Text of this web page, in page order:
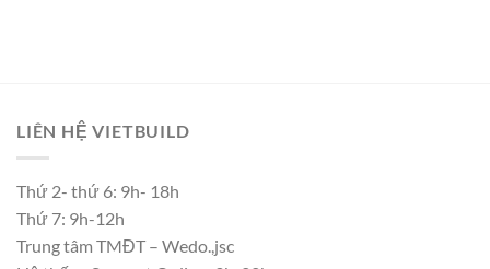
LIÊN HỆ VIETBUILD
Thứ 2- thứ 6: 9h- 18h
Thứ 7: 9h-12h
Trung tâm TMĐT – Wedo.,jsc